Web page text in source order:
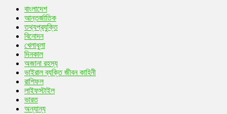
বাংলাদেশ
আন্তর্জাতিক
তথ্যপ্রযুক্তি
বিনোদন
খেলাধুলা
দিনকাল
অজানা রহস্য
ভাইরাল ব্যক্তি জীবন কাহিনী
রাশিফল
লাইফস্টাইল
ভারত
অন্যান্য